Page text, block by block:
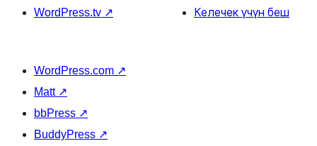
WordPress.tv ↗
Келечек үчүн беш
WordPress.com ↗
Matt ↗
bbPress ↗
BuddyPress ↗